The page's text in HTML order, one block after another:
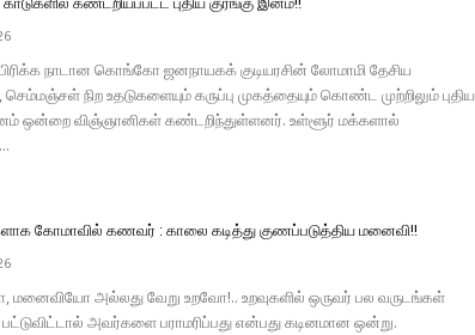
நாடான கொங்கோ ஜனநாயகக் குடியரசின் லோமாமி தேசிய
செம்மஞ்சள் நிற உதடுகளையும் கருப்பு முகத்தையும் கொண்ட முற்றிலும் புதிய
ஒன்றை விஞ்ஞானிகள் கண்டறிந்துள்ளனர். உள்ளூர் மக்களால்
கோமாவில் கணவர் : காலை கடித்து குணப்படுத்திய மனைவி!!
அல்லது வேறு உறவோ!.. உறவுகளில் ஒருவர் பல வருடங்கள்
அவர்களை பராமரிப்பது என்பது கடினமான ஒன்று.